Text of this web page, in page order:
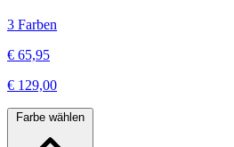
3 Farben
€ 65,95
€ 129,00
Farbe wählen